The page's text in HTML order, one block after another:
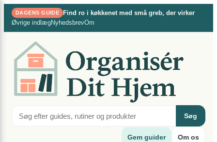
Spring
indhold
DAGENS GUIDE
Find ro i køkkenet med små greb, der virker
Øvrige indlægNyhedsbrevOm
Søg
Gem guider Om os